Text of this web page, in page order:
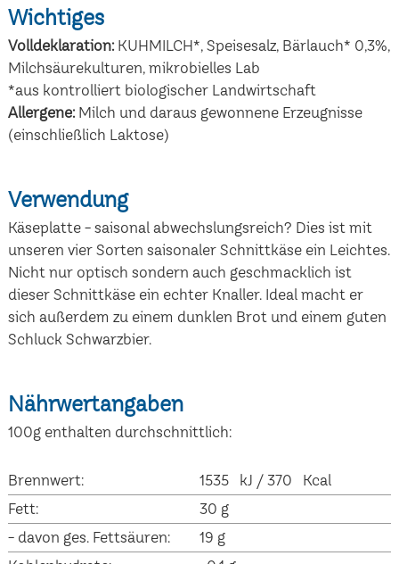
Wichtiges
Volldeklaration:KUHMILCH*, Speisesalz, Bärlauch* 0,3%,
Milchsäurekulturen, mikrobielles Lab
*aus kontrolliert biologischer Landwirtschaft
Allergene:Milch und daraus gewonnene Erzeugnisse
(einschließlich Laktose)
Verwendung
Käseplatte - saisonal abwechslungsreich? Dies ist mit
unseren vier Sorten saisonaler Schnittkäse ein Leichtes.
Nicht nur optisch sondern auch geschmacklich ist
dieser Schnittkäse ein echter Knaller. Ideal macht er
sich außerdem zu einem dunklen Brot und einem guten
Schluck Schwarzbier.
Nährwertangaben
100g enthalten durchschnittlich:
Brennwert:
1535 kJ / 370 Kcal
Fett:
30 g
- davon ges. Fettsäuren:
19 g